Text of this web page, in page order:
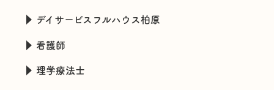
デイサービスフルハウス柏原
看護師
理学療法士